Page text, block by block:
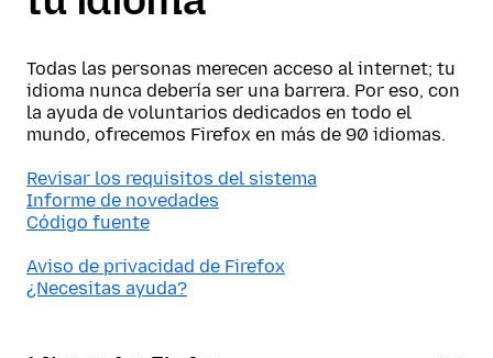
Todas las personas merecen acceso al internet; tu
idioma nunca debería ser una barrera. Por eso, con
la ayuda de voluntarios dedicados en todo el
mundo, ofrecemos Firefox en más de 90 idiomas.
Revisar los requisitos del sistema
Informe de novedades
Código fuente
Aviso de privacidad de Firefox
¿Necesitas ayuda?